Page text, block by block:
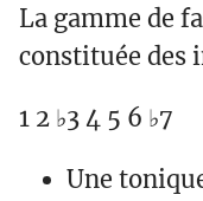
La gamme de
constituée des
1 2 ♭3 4 5 6 ♭7
Une